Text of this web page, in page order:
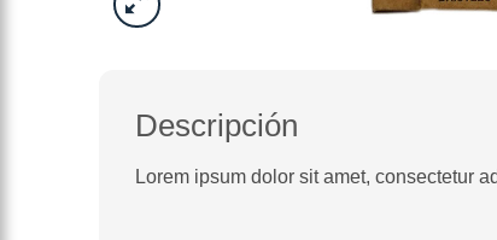
Descripción
Lorem ipsum dolor sit amet, consectetur